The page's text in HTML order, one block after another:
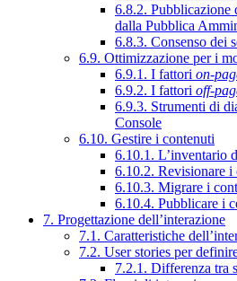
6.8.2. Pubblicazione
dalla Pubblica
6.8.3. Consenso dei
6.9. Ottimizzazione per i
6.9.1. I fattori on-
6.9.2. I fattori off-
6.9.3. Strumenti di
Console
6.10. Gestire i contenuti
6.10.1. L’inventario
6.10.2. Revisionare i
6.10.3. Migrare i
6.10.4. Pubblicare i
7. Progettazione dell’interazione
7.1. Caratteristiche
7.2. User stories per
7.2.1. Differenza tra